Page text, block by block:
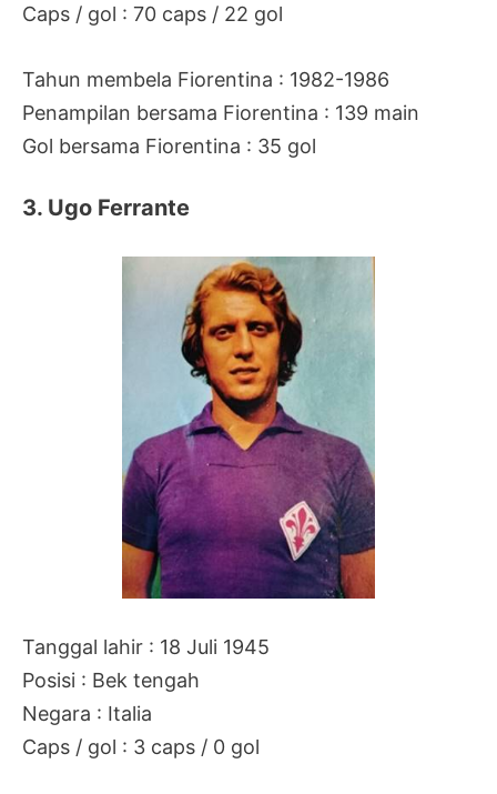
Caps / gol : 70 caps / 22 gol
Tahun membela Fiorentina : 1982-1986
Penampilan bersama Fiorentina : 139 main
Gol bersama Fiorentina : 35 gol
3. Ugo Ferrante
Tanggal lahir : 18 Juli 1945
Posisi : Bek tengah
Negara : Italia
Caps / gol : 3 caps / 0 gol